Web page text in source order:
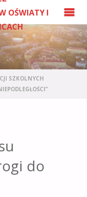
OŚWIATY I
SZKOLNYCH
do